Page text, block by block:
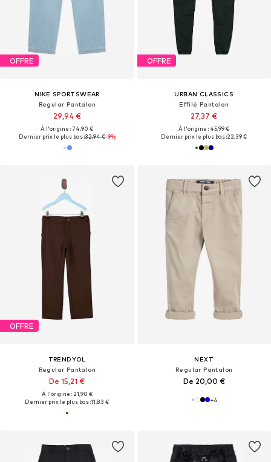
OFFRE
NIKE SPORTSWEAR
Regular Pantalon
29,94 €
À l'origine : 74,90 €
Dernier prix le plus bas :32,94 €-9%
OFFRE
URBAN CLASSICS
Effilé Pantalon
27,37 €
À l'origine : 45,99 €
Dernier prix le plus bas :22,39 €
OFFRE
TRENDYOL
Regular Pantalon
De 15,21 €
À l'origine : 21,90 €
Dernier prix le plus bas :11,83 €
NEXT
Regular Pantalon
De 20,00 €
+4